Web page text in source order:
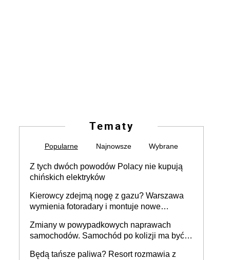
Tematy
Popularne Najnowsze Wybrane
Z tych dwóch powodów Polacy nie kupują
chińskich elektryków
Kierowcy zdejmą nogę z gazu? Warszawa
wymienia fotoradary i montuje nowe
Zmiany w powypadkowych naprawach
samochodów. Samochód po kolizji ma być
technologią producenta
Będą tańsze paliwa? Resort rozmawia z